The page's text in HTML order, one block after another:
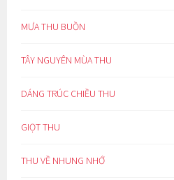
MƯA THU BUỒN
TÂY NGUYÊN MÙA THU
DÁNG TRÚC CHIỀU THU
GIỌT THU
THU VỀ NHUNG NHỚ